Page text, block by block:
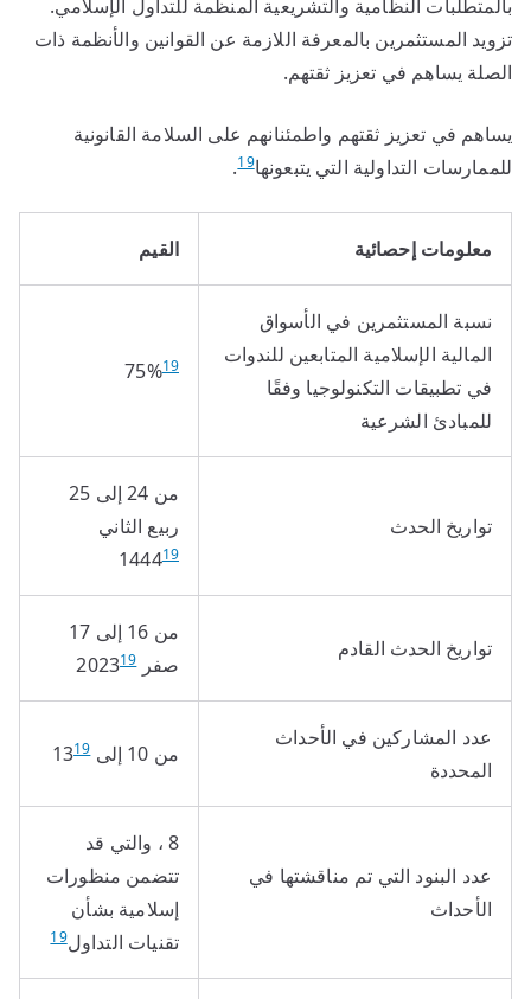
بالمتطلبات النظامية والتشريعية المنظمة للتداول الإسلامي.
تزويد المستثمرين بالمعرفة اللازمة عن القوانين والأنظمة ذات
الصلة يساهم في تعزيز ثقتهم.
يساهم في تعزيز ثقتهم واطمئنانهم على السلامة القانونية
للممارسات التداولية التي يتبعونها19
.
معلومات إحصائية القيم
نسبة المستثمرين في الأسواق
المالية الإسلامية المتابعين للندوات
في تطبيقات التكنولوجيا وفقًا
للمبادئ الشرعية
75%19
تواريخ الحدث
من 24 إلى 25
ربيع الثاني
144419
تواريخ الحدث القادم
من 16 إلى 17
صفر 202319
عدد المشاركين في الأحداث
المحددة
من 10 إلى 13 19
عدد البنود التي تم مناقشتها في
الأحداث
8 ، والتي قد
تتضمن منظورات
إسلامية بشأن
تقنيات التداول19